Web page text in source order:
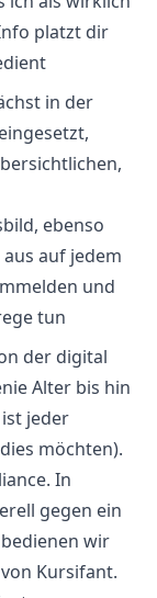
platzt dir
in der
ebenso
auf jedem
und
tun
der digital
Alter bis hin
jeder
möchten).
In
gegen ein
wir
Kursifant.